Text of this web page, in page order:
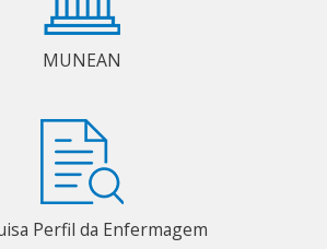
MUNEAN
Perfil da Enfermagem